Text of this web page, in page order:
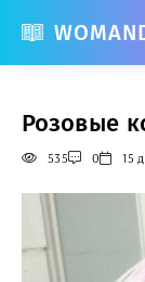
Розовые
535 0 15